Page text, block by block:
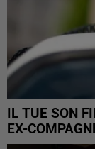
IL TUE SON
EX-